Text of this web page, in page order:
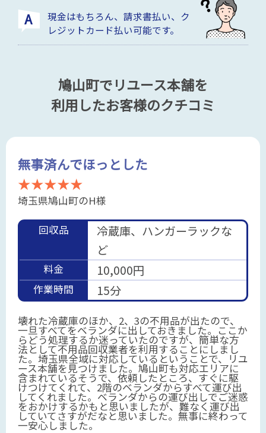
現金はもちろん、請求書払い、ク
レジットカード払い可能です。
鳩山町でリユース本舗を
利用したお客様のクチコミ
無事済んでほっとした
★★★★★
埼玉県鳩山町のH様
回収品
冷蔵庫、ハンガーラックな
ど
料金 10,000円
作業時間 15分
壊れた冷蔵庫のほか、2、3の不用品が出たので、
一旦すべてをベランダに出しておきました。ここか
らどう処理するか迷っていたのですが、簡単な方
法として不用品回収業者を利用することにしまし
た。埼玉県全域に対応しているということで、リユ
ース本舗を見つけました。鳩山町も対応エリアに
含まれているそうで、依頼したところ、すぐに駆
けつけてくれて、2階のベランダからすべて運び出
してくれました。ベランダからの運び出しでご迷惑
をおかけするかもと思いましたが、難なく運び出
していてさすがだなと思いました。無事に終わって
一安心しました。